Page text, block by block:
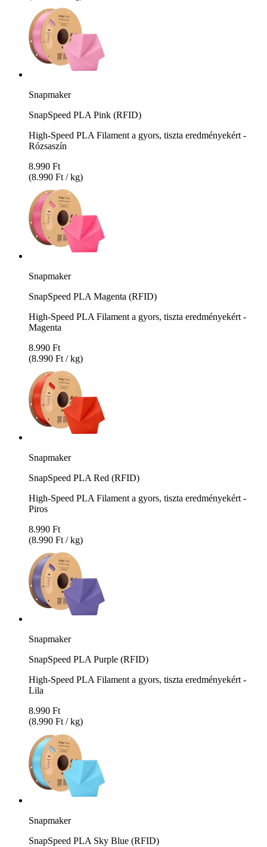
Snapmaker
SnapSpeed PLA Pink (RFID)
High-Speed PLA Filament a gyors, tiszta eredményekért -
Rózsaszín
8.990 Ft
(8.990 Ft / kg)
Snapmaker
SnapSpeed PLA Magenta (RFID)
High-Speed PLA Filament a gyors, tiszta eredményekért -
Magenta
8.990 Ft
(8.990 Ft / kg)
Snapmaker
SnapSpeed PLA Red (RFID)
High-Speed PLA Filament a gyors, tiszta eredményekért -
Piros
8.990 Ft
(8.990 Ft / kg)
Snapmaker
SnapSpeed PLA Purple (RFID)
High-Speed PLA Filament a gyors, tiszta eredményekért -
Lila
8.990 Ft
(8.990 Ft / kg)
Snapmaker
SnapSpeed PLA Sky Blue (RFID)